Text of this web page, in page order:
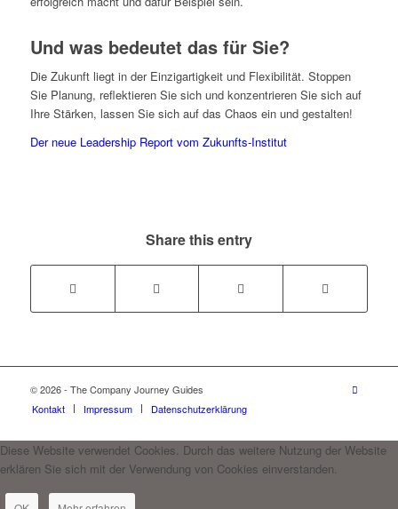
Und was bedeutet das für Sie?
Die Zukunft liegt in der Einzigartigkeit und Flexibilität. Stoppen
Sie Planung, reflektieren Sie sich und konzentrieren Sie sich auf
Ihre Stärken, lassen Sie sich auf das Chaos ein und gestalten!
Der neue Leadership Report vom Zukunfts-Institut
Share this entry
© 2026 - The Company Journey Guides
Kontakt
Impressum Datenschutzerklärung
Diese Website verwendet Cookies. Durch das weitere Nutzung der Website
erklären Sie sich mit der Verwendung von Cookies einverstanden.